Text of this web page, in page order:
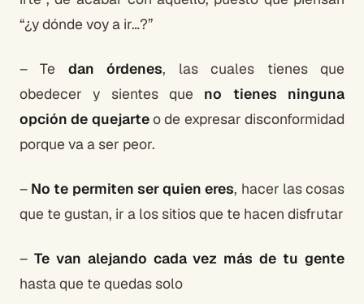
“¿y dónde voy a ir…?”
– Te dan órdenes, las cuales tienes que
obedecer y sientes que no tienes ninguna
opción de quejarteo de expresar disconformidad
porque va a ser peor.
– No te permiten ser quien eres, hacer las cosas
que te gustan, ir a los sitios que te hacen disfrutar
– Te van alejando cada vez más de tu gente
hasta que te quedas solo